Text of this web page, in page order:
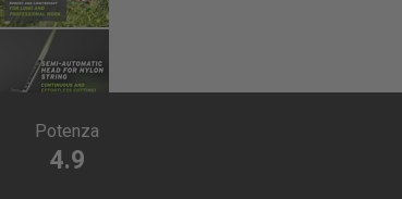
beginning4.9
Potenza